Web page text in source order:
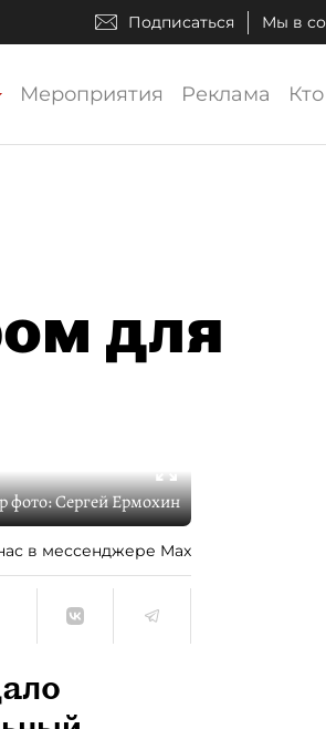
Подписаться Мы в
Мероприятия Реклама
для
фото:Сергей Ермохин
в мессенджере Max